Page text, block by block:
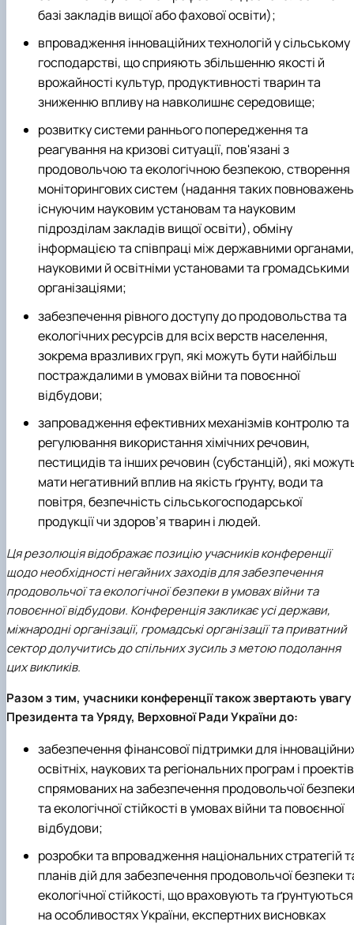
базі закладів вищої або фахової освіти);
впровадження інноваційних технологій у сільському
господарстві, що сприяють збільшенню якості й
врожайності культур, продуктивності тварин та
зниженню впливу на навколишнє середовище;
розвитку системи раннього попередження та
реагування на кризові ситуації, пов'язані з
продовольчою та екологічною безпекою, створення
моніторингових систем (надання таких повноважень
існуючим науковим установам та науковим
підрозділам закладів вищої освіти), обміну
інформацією та співпраці між державними органами,
науковими й освітніми установами та громадськими
організаціями;
забезпечення рівного доступу до продовольства та
екологічних ресурсів для всіх верств населення,
зокрема вразливих груп, які можуть бути найбільш
постраждалими в умовах війни та повоєнної
відбудови;
запровадження ефективних механізмів контролю та
регулювання використання хімічних речовин,
пестицидів та інших речовин (субстанцій), які
мати негативний вплив на якість ґрунту, води та
повітря, безпечність сільськогосподарської
продукції чи здоров’я тварин і людей.
Ця резолюція відображає позицію учасників конференції
щодо необхідності негайних заходів для забезпечення
продовольчої та екологічної безпеки в умовах війни та
повоєнної відбудови. Конференція закликає усі держави,
міжнародні організації, громадські організації та приватний
сектор долучитись до спільних зусиль з метою подолання
цих викликів.
Разом з тим, учасники конференції також звертають увагу
Президента та Уряду, Верховної Ради України до:
забезпечення фінансової підтримки для
освітніх, наукових та регіональних програм і
спрямованих на забезпечення продовольчої безпеки
та екологічної стійкості в умовах війни та повоєнної
відбудови;
розробки та впровадження національних стратегій
планів дій для забезпечення продовольчої безпеки
екологічної стійкості, що враховують та ґрунтуються
на особливостях України, експертних висновках